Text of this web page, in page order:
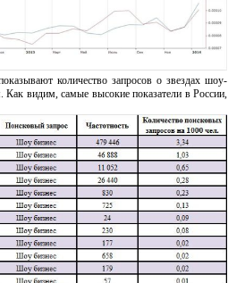
количество запросов о звездах шоу-
Как видим, самые высокие показатели в России,